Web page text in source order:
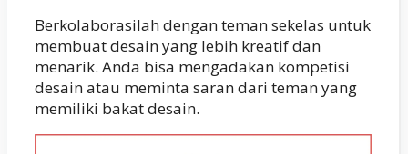
Berkolaborasilah dengan teman sekelas untuk
membuat desain yang lebih kreatif dan
menarik. Anda bisa mengadakan kompetisi
desain atau meminta saran dari teman yang
memiliki bakat desain.